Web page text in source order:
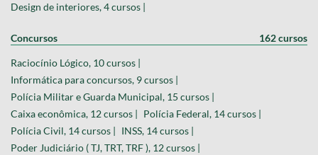
Design de interiores, 4 cursos |
Concursos 162 cursos
Raciocínio Lógico, 10 cursos |
Informática para concursos, 9 cursos |
Polícia Militar e Guarda Municipal, 15 cursos |
Caixa econômica, 12 cursos | Polícia Federal, 14 cursos |
Polícia Civil, 14 cursos | INSS, 14 cursos |
Poder Judiciário ( TJ, TRT, TRF ), 12 cursos |